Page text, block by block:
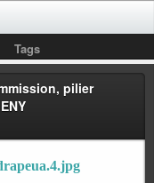
Tags
pilier